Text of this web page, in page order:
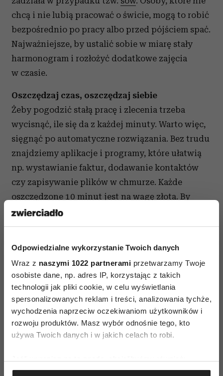
Odpowiedzialne wykorzystanie Twoich danych
Wraz z naszymi 1022 partnerami przetwarzamy Twoje
osobiste dane, np. adres IP, korzystając z takich
technologii jak pliki cookie, w celu wyświetlania
spersonalizowanych reklam i treści, analizowania tychże,
wychodzenia naprzeciw oczekiwaniom użytkowników i
rozwoju produktów. Masz wybór odnośnie tego, kto
używa Twoich danych i w jakich celach to robi.
Gromadzić dane dotyczące Twojej lokalizacji
chcą i nie lubią pracować o świcie, mogą to robić
bezpośrednio po pracy albo przed pójściem spać.
Najważniejsze, by ustalić sobie w miarę stały
harmonogram i rozłożyć dodatkowe zajęcia
w czasie.
Oszczędzaj czas, oszczędzaj siebie
Żeby pogodzić stałą pracę i zlecenia trzeba
wycisnąć, ile się da z każdej minuty. Warto więc,
sięgnąć po automatyczne rozwiązania. Bez trudu
znajdziemy aplikacje i programy, które ułatwią
np. wystawianie faktur, dodawanie kontaktów
czy zapisywanie plików w chmurze. Każde
oszczędzone 10 minut jest na wagę złota. By
uniknąćwypalenia
i planować wolne. W stałej pracy sprawa jest
trzeba to skrupulatnie poukładać i dobrze
zaplanować pracę przed urlopem.